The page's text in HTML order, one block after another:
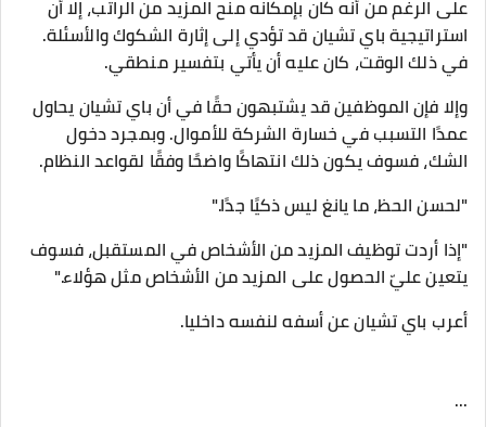
على الرغم من أنه كان بإمكانه منح المزيد من الراتب، إلا أن
استراتيجية باي تشيان قد تؤدي إلى إثارة الشكوك والأسئلة.
في ذلك الوقت، كان عليه أن يأتي بتفسير منطقي.
وإلا فإن الموظفين قد يشتبهون حقًا في أن باي تشيان يحاول
عمدًا التسبب في خسارة الشركة للأموال. وبمجرد دخول
الشك، فسوف يكون ذلك انتهاكًا واضحًا وفقًا لقواعد النظام.
"لحسن الحظ، ما يانغ ليس ذكيًا جدًا."
"إذا أردت توظيف المزيد من الأشخاص في المستقبل، فسوف
يتعين عليّ الحصول على المزيد من الأشخاص مثل هؤلاء."
أعرب باي تشيان عن أسفه لنفسه داخليا.
...